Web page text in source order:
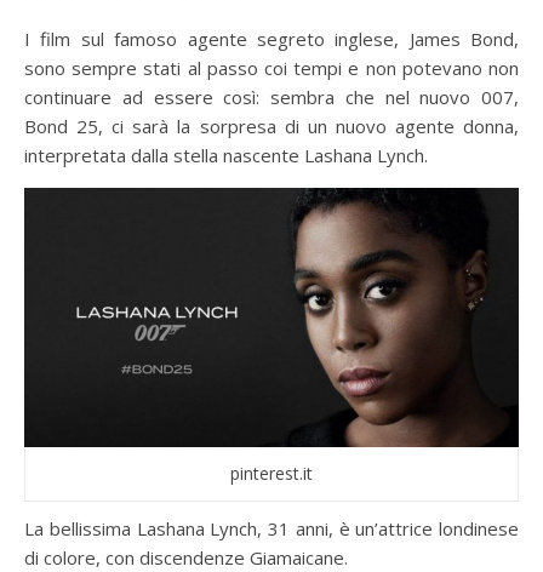
I film sul famoso agente segreto inglese, James Bond,
sono sempre stati al passo coi tempi e non potevano non
continuare ad essere così: sembra che nel nuovo 007,
Bond 25, ci sarà la sorpresa di un nuovo agente donna,
interpretata dalla stella nascente Lashana Lynch.
pinterest.it
La bellissima Lashana Lynch, 31 anni, è un’attrice londinese
di colore, con discendenze Giamaicane.